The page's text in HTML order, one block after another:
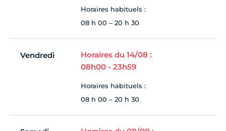
Horaires habituels :
08 h 00 – 20 h 30
Vendredi
Horaires du 14/08 :
08h00 - 23h59
Horaires habituels :
08 h 00 – 20 h 30